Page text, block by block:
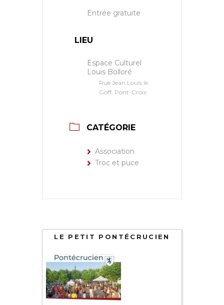
Entrée gratuite
LIEU
Espace Culturel
Louis Bolloré
Rue Jean Louis le
Goff, Pont-Croix
CATÉGORIE
Association
Troc et puce
LE PETIT PONTÉCRUCIEN